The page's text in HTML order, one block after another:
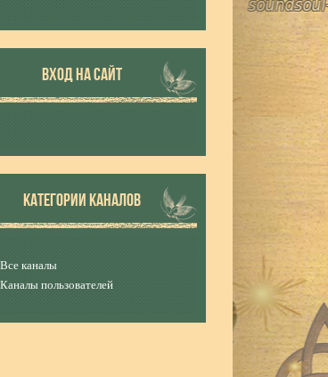
ВХОД НА САЙТ
КАТЕГОРИИ КАНАЛОВ
Все каналы
Каналы пользователей